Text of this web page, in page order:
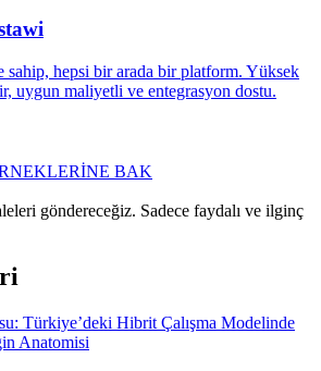
sahip, hepsi bir arada bir platform. Yüksek
uygun maliyetli ve entegrasyon dostu.
BAK
göndereceğiz. Sadece faydalı ve ilginç